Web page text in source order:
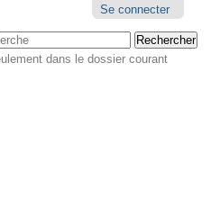
Se connecter
par
dans le dossier courant